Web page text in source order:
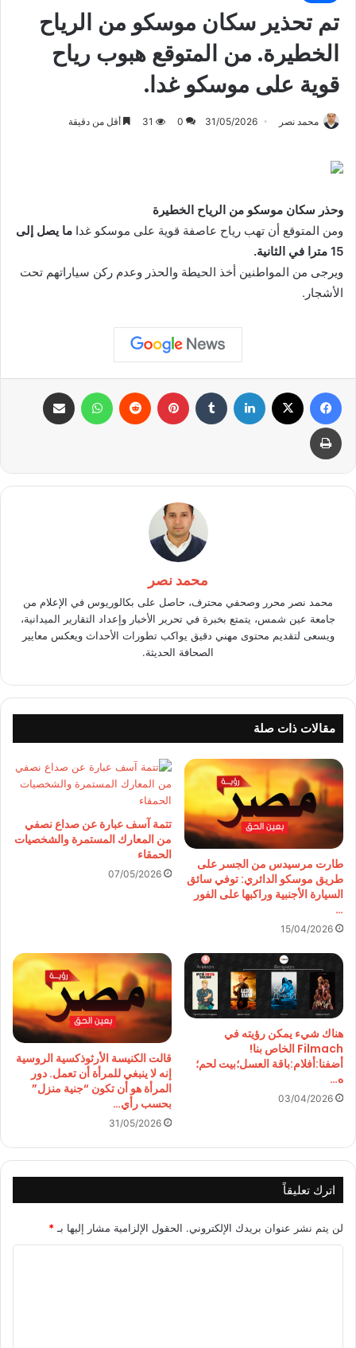
تم تحذير سكان موسكو من الرياح
الخطيرة. من المتوقع هبوب رياح
قوية على موسكو غدا.
محمد نصر 31/05/2026
0
31 أقل من دقيقة
وحذر سكان موسكو من الرياح الخطيرة
ومن المتوقع أن تهب رياح عاصفة قوية على موسكو غدا ما يصل إلى
15 مترا في الثانية.
ويرجى من المواطنين أخذ الحيطة والحذر وعدم ركن سياراتهم تحت
الأشجار.
فيسبوك لينكدإن بينتيريست واتساب
طباعة
محمد نصر
محمد نصر محرر وصحفي محترف، حاصل على بكالوريوس في الإعلام من
جامعة عين شمس، يتمتع بخبرة في تحرير الأخبار وإعداد التقارير الميدانية،
ويسعى لتقديم محتوى مهني دقيق يواكب تطورات الأحداث ويعكس معايير
الصحافة الحديثة.
مقالات ذات صلة
طارت مرسيدس من الجسر على
طريق موسكو الدائري: توفي سائق
السيارة الأجنبية وراكبها على الفور
…
15/04/2026
تتمة آسف عبارة عن صداع نصفي
من المعارك المستمرة والشخصيات
الحمقاء
07/05/2026
هناك شيء يمكن رؤيته في
Filmach الخاص بنا!
أضفنا:أفلام:باقة العسل؛بيت لحم؛
ه…
03/04/2026
قالت الكنيسة الأرثوذكسية الروسية
إنه لا ينبغي للمرأة أن تعمل. دور
المرأة هو أن تكون “جنية منزل”
بحسب رأي…
31/05/2026
اترك تعليقاً
لن يتم نشر عنوان بريدك الإلكتروني. الحقول الإلزامية مشار إليها بـ *